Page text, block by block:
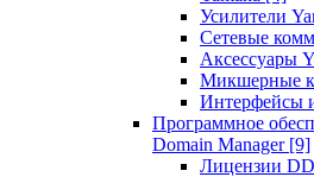
Усилители
Сетевые
Аксессуары
Микшерные
Интерфейсы
Программное
Domain Manager [9]
Лицензии